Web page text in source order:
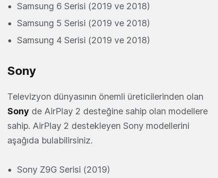
Samsung 6 Serisi (2019 ve 2018)
Samsung 5 Serisi (2019 ve 2018)
Samsung 4 Serisi (2019 ve 2018)
Sony
Televizyon dünyasının önemli üreticilerinden olan
Sony de AirPlay 2 desteğine sahip olan modellere
sahip. AirPlay 2 destekleyen Sony modellerini
aşağıda bulabilirsiniz.
Sony Z9G Serisi (2019)